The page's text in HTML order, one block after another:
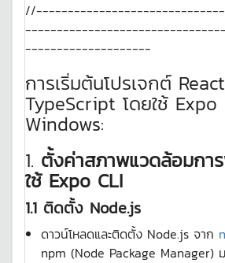
--------------------
การเริ่มต้นโปรเจกต์
TypeScript โดยใช้ Expo
Windows:
1. ตั้งค่าสภาพแวดล้อมก
ใช้ Expo CLI
1.1 ติดตั้ง Node.js
ดาวน์โหลดและติดตั้ง Node.js จาก
npm (Node Package Manager)